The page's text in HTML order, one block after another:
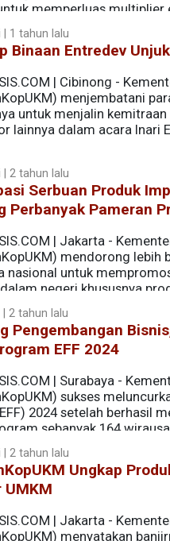
memperluas
| 1 tahun lalu
Binaan Entredev
| Cibinong -
menjembatani
untuk menjalin
lainnya dalam acara Inari
| 2 tahun lalu
Serbuan Produk
Perbanyak Pameran
| Jakarta -
mendorong lebih
nasional untuk
negeri khususnya
| 2 tahun lalu
Pengembangan
EFF 2024
| Surabaya -
sukses
2024 setelah berhasil
sebanyak 164
| 2 tahun lalu
Ungkap
UMKM
| Jakarta -
menyatakan